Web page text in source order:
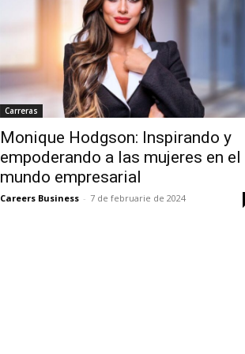
Carreras
Monique Hodgson: Inspirando y
empoderando a las mujeres en el
mundo empresarial
Careers Business - 7 de februarie de 2024